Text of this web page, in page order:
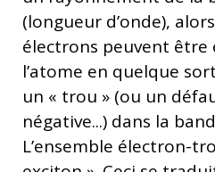
(longueur d’onde),
électrons peuvent être
l’atome en quelque
un « trou » (ou un
négative...) dans la
L’ensemble électron-